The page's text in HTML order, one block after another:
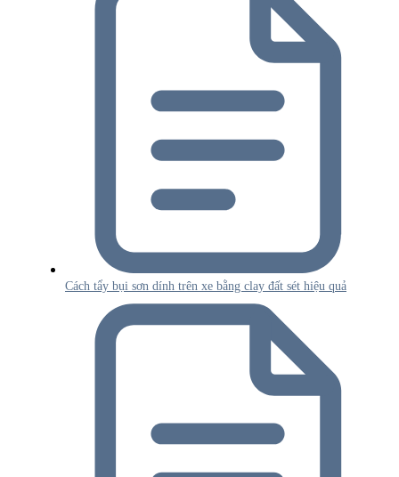
Cách tẩy bụi sơn dính trên xe bằng clay đất sét hiệu quả